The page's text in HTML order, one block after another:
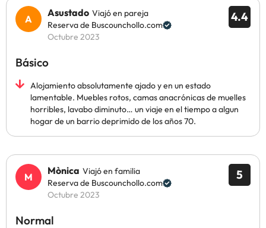
4.4
Asustado Viajó en pareja
Reserva de Buscounchollo.com
Octubre 2023
Básico
Alojamiento absolutamente ajado y en un estado
lamentable. Muebles rotos, camas anacrónicas de muelles
horribles, lavabo diminuto… un viaje en el tiempo a algun
hogar de un barrio deprimido de los años 70.
5
Mònica Viajó en familia
Reserva de Buscounchollo.com
Octubre 2023
Normal